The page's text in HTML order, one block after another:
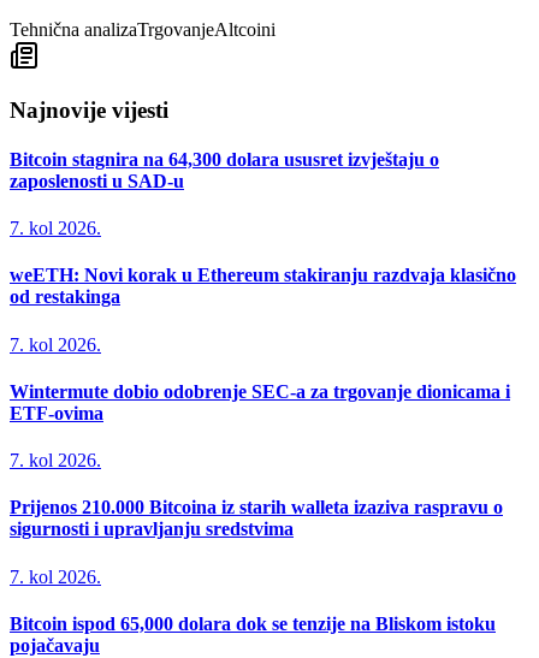
Tehnična analizaTrgovanjeAltcoini
Najnovije vijesti
Bitcoin stagnira na 64,300 dolara ususret izvještaju o
zaposlenosti u SAD-u
7. kol 2026.
weETH: Novi korak u Ethereum stakiranju razdvaja klasično
od restakinga
7. kol 2026.
Wintermute dobio odobrenje SEC-a za trgovanje dionicama i
ETF-ovima
7. kol 2026.
Prijenos 210.000 Bitcoina iz starih walleta izaziva raspravu o
sigurnosti i upravljanju sredstvima
7. kol 2026.
Bitcoin ispod 65,000 dolara dok se tenzije na Bliskom istoku
pojačavaju